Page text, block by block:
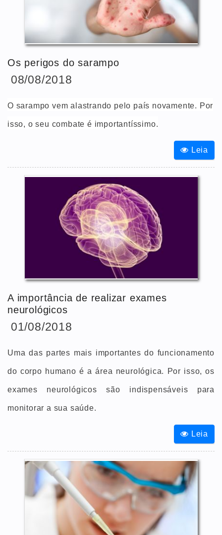
Os perigos do sarampo
08/08/2018
O sarampo vem alastrando pelo país novamente. Por
isso, o seu combate é importantíssimo.
Leia
A importância de realizar exames
neurológicos
01/08/2018
Uma das partes mais importantes do funcionamento
do corpo humano é a área neurológica. Por isso, os
exames neurológicos são indispensáveis para
monitorar a sua saúde.
Leia